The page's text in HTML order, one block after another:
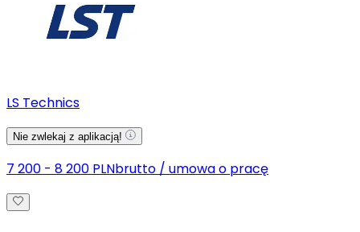
LS Technics
Nie zwlekaj z aplikacją!
7 200 - 8 200 PLNbrutto / umowa o pracę